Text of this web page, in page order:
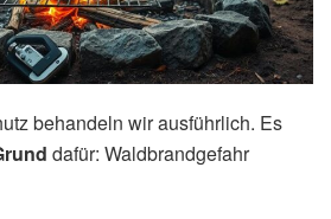
behandeln wir ausführlich. Es
dafür: Waldbrandgefahr